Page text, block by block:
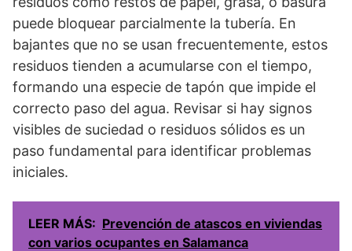
puede bloquear parcialmente la tubería. En
bajantes que no se usan frecuentemente, estos
residuos tienden a acumularse con el tiempo,
formando una especie de tapón que impide el
correcto paso del agua. Revisar si hay signos
visibles de suciedad o residuos sólidos es un
paso fundamental para identificar problemas
iniciales.
LEER MÁS: Prevención de atascos en viviendas
con varios ocupantes en Salamanca